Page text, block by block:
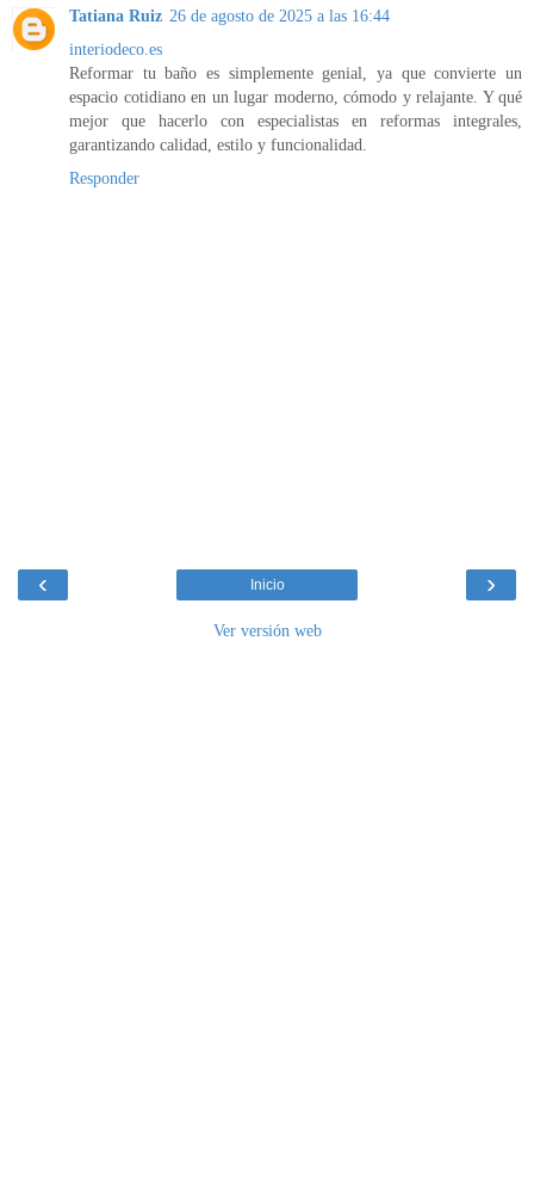
Tatiana Ruiz 26 de agosto de 2025 a las 16:44
interiodeco.es
Reformar tu baño es simplemente genial, ya que convierte un
espacio cotidiano en un lugar moderno, cómodo y relajante. Y qué
mejor que hacerlo con especialistas en reformas integrales,
garantizando calidad, estilo y funcionalidad.
Responder
‹ ›
Inicio
Ver versión web